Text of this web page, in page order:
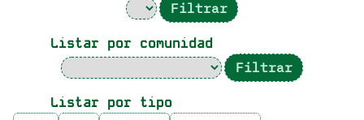
Listar por comunidad
Listar por tipo